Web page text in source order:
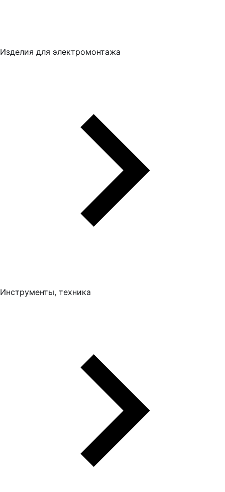
Изделия для электромонтажа
Инструменты, техника